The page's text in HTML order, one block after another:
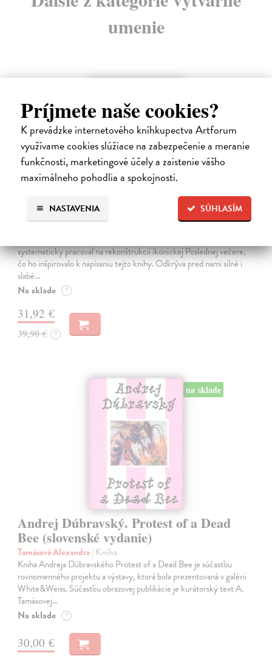
Príjmete naše cookies?
K prevádzke internetového kníhkupectva Artforum
využívame cookies slúžiace na zabezpečenie a meranie
funkčnosti, marketingové účely a zaistenie vášho
maximálneho pohodlia a spokojnosti.
SÚHLASÍM
NASTAVENIA
umenie
Posledná večera Leonarda z Vinci
systematicky pracoval na rekonštrukcii ikonickej Poslednej večere,
čo ho inšpirovalo k napísaniu tejto knihy. Odkrýva pred nami silné i
slabé…
Na sklade ?
31,92 €
39,90 € ?
na sklade
Andrej Dúbravský. Protest of a Dead
Bee (slovenské vydanie)
Tamásová Alexandra| Kniha
Kniha Andreja Dúbravského Protest of a Dead Bee je súčasťou
rovnomenného projektu a výstavy, ktorá bola prezentovaná v galérii
White&Weiss. Súčasťou obrazovej publikácie je kurátorský text A.
Tamásovej…
Na sklade ?
30,00 €